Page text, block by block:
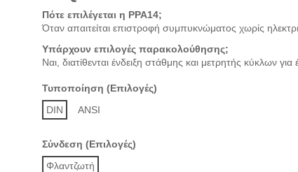
Πότε επιλέγεται η PPA14;
Όταν απαιτείται επιστροφή συμπυκνώματος χωρίς
Υπάρχουν επιλογές παρακολούθησης;
Ναι, διατίθενται ένδειξη στάθμης και μετρητής κύκλων
Τυποποίηση (Επιλογές)
DIN
ANSI
Σύνδεση (Επιλογές)
Φλαντζωτή